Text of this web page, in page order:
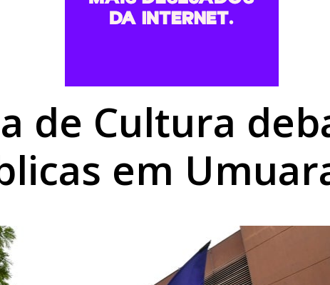
a fronteira: LG Importados segue com grandes ofertas
de Cultura
em